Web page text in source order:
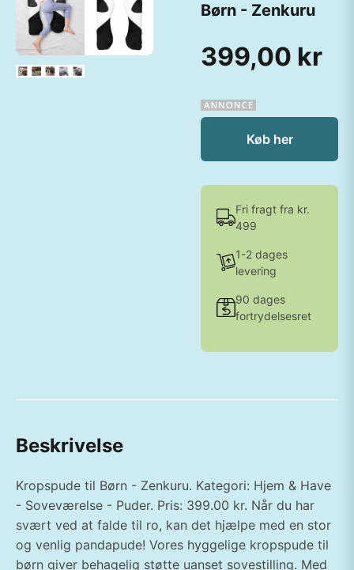
Børn - Zenkuru
399,00 kr
Køb her
Fri fragt fra kr.
499
1-2 dages
levering
90 dages
fortrydelsesret
Beskrivelse
Kropspude til Børn - Zenkuru. Kategori: Hjem & Have
- Soveværelse - Puder. Pris: 399.00 kr. Når du har
svært ved at falde til ro, kan det hjælpe med en stor
og venlig pandapude! Vores hyggelige kropspude til
børn giver behagelig støtte uanset sovestilling. Med